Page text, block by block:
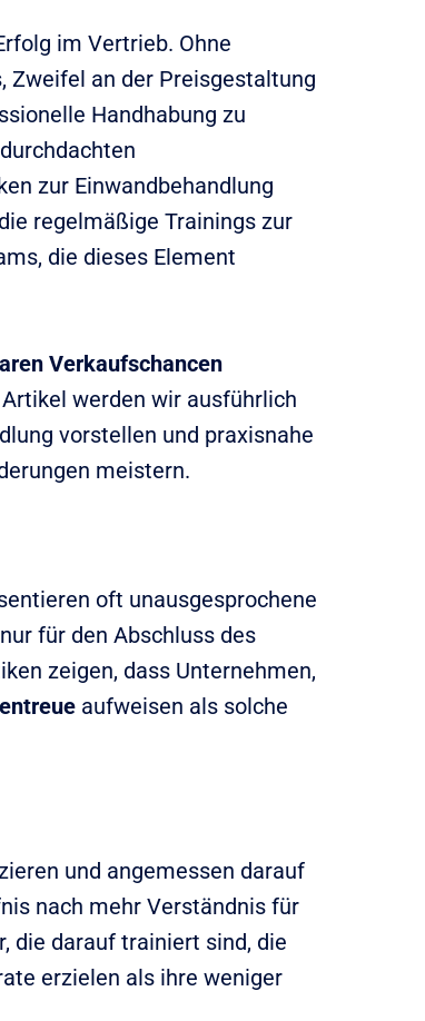
im Vertrieb. Ohne
Zweifel an der Preisgestaltung
Handhabung zu
zur Einwandbehandlung
regelmäßige Trainings zur
die dieses Element
Verkaufschancen
werden wir ausführlich
vorstellen und praxisnahe
meistern.
oft unausgesprochene
für den Abschluss des
zeigen, dass Unternehmen,
aufweisen als solche
und angemessen darauf
nach mehr Verständnis für
die darauf trainiert sind, die
erzielen als ihre weniger